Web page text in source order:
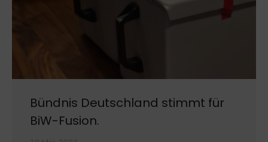
Bündnis Deutschland stimmt für
BiW-Fusion.